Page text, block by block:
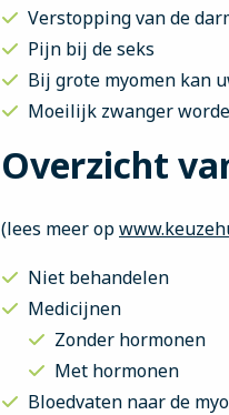
Verstopping van de
Pijn bij de seks
Bij grote myomen kan
Moeilijk zwanger
Overzicht
(lees meer op
Niet behandelen
Medicijnen
Zonder hormonen
Met hormonen
Bloedvaten naar de